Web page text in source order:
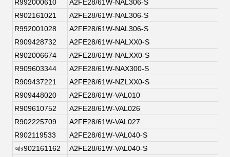
R992000610
A2FE28/61W-NAL306-S
R902161021
A2FE28/61W-NAL306-S
R992001028
A2FE28/61W-NAL306-S
R909428732
A2FE28/61W-NALXX0-S
R902006674
A2FE28/61W-NALXX0-S
R909603344
A2FE28/61W-NAX300-S
R909437221
A2FE28/61W-NZLXX0-S
R909448020
A2FE28/61W-VAL010
R909610752
A2FE28/61W-VAL026
R902225709
A2FE28/61W-VAL027
R902119533
A2FE28/61W-VAL040-S
আর902161162
A2FE28/61W-VAL040-S